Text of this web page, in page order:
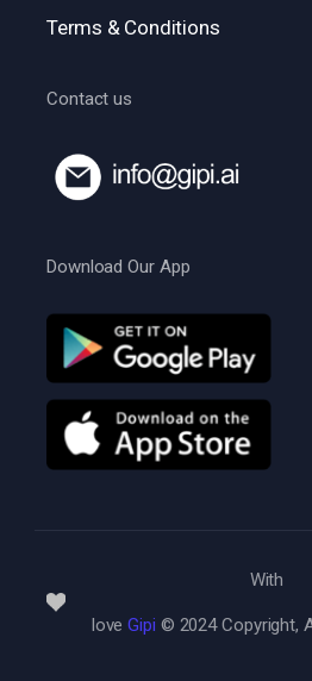
Terms & Conditions
Contact us
Download Our App
With
loveGipi © 2024 Copyright,